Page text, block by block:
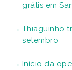
grátis em
Thiaguinho
setembro
Início da